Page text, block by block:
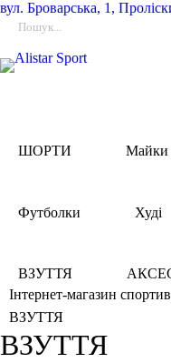
вул. Броварська, 1,
ШОРТИ Майки
Футболки Худі
ВЗУТТЯ
Інтернет-магазин
ВЗУТТЯ
ВЗУТТЯ